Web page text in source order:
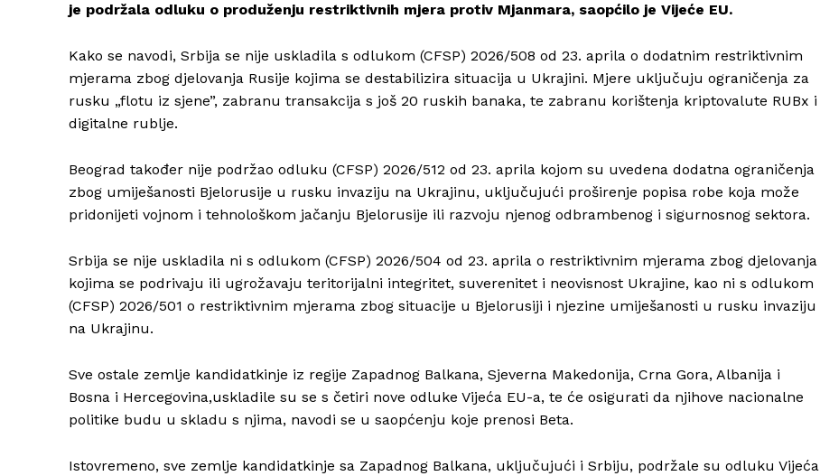
O nama
je podržala odluku o produženju restriktivnih mjera protiv Mjanmara, saopćilo je Vijeće EU.
Kako se navodi, Srbija se nije uskladila s odlukom (CFSP) 2026/508 od 23. aprila o dodatnim restriktivnim
mjerama zbog djelovanja Rusije kojima se destabilizira situacija u Ukrajini. Mjere uključuju ograničenja za
rusku „flotu iz sjene”, zabranu transakcija s još 20 ruskih banaka, te zabranu korištenja kriptovalute RUBx i
digitalne rublje.
Beograd također nije podržao odluku (CFSP) 2026/512 od 23. aprila kojom su uvedena dodatna ograničenja
zbog umiješanosti Bjelorusije u rusku invaziju na Ukrajinu, uključujući proširenje popisa robe koja može
pridonijeti vojnom i tehnološkom jačanju Bjelorusije ili razvoju njenog odbrambenog i sigurnosnog sektora.
Srbija se nije uskladila ni s odlukom (CFSP) 2026/504 od 23. aprila o restriktivnim mjerama zbog djelovanja
kojima se podrivaju ili ugrožavaju teritorijalni integritet, suverenitet i neovisnost Ukrajine, kao ni s odlukom
(CFSP) 2026/501 o restriktivnim mjerama zbog situacije u Bjelorusiji i njezine umiješanosti u rusku invaziju
na Ukrajinu.
Sve ostale zemlje kandidatkinje iz regije Zapadnog Balkana, Sjeverna Makedonija, Crna Gora, Albanija i
Bosna i Hercegovina,uskladile su se s četiri nove odluke Vijeća EU-a, te će osigurati da njihove nacionalne
politike budu u skladu s njima, navodi se u saopćenju koje prenosi Beta.
Istovremeno, sve zemlje kandidatkinje sa Zapadnog Balkana, uključujući i Srbiju, podržale su odluku Vijeća